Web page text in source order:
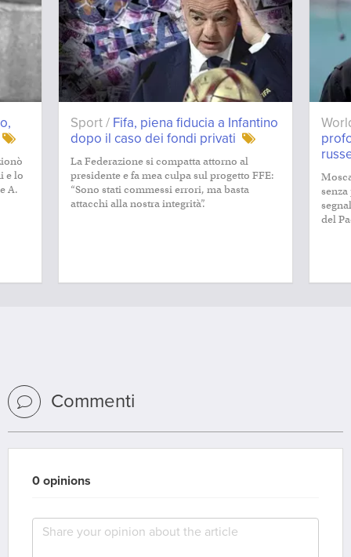
e lo
A.
Sport / Fifa, piena fiducia a Infantino
dopo il caso dei fondi privati
La Federazione si compatta attorno al
presidente e fa mea culpa sul progetto FFE:
“Sono stati commessi errori, ma basta
attacchi alla nostra integrità”.
del
Commenti
0 opinions